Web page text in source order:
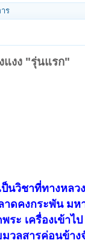
ร
แงง "รุ่นแรก"
นวิชาที่ทางหล
าดคงกระพัน ม
ระ เครื่องเข้า
มวลสารค่อนข้า